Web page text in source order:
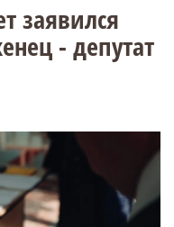
заявился
- депутат